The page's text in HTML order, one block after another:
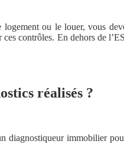
ou le louer, vous
contrôles. En dehors de
réalisés ?
diagnostiqueur immobilier